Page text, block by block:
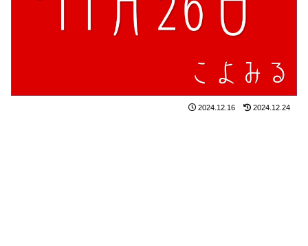
2024.12.16 2024.12.24